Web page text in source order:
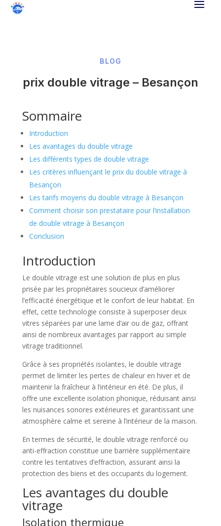
BLOG
prix double vitrage – Besançon
Sommaire
Introduction
Les avantages du double vitrage
Les différents types de double vitrage
Les critères influençant le prix du double vitrage à
Besançon
Les tarifs moyens du double vitrage à Besançon
Comment choisir son prestataire pour l’installation
de double vitrage à Besançon
Conclusion
Introduction
Le double vitrage est une solution de plus en plus
prisée par les propriétaires soucieux d’améliorer
l’efficacité énergétique et le confort de leur habitat. En
effet, cette technologie consiste à superposer deux
vitres séparées par une lame d’air ou de gaz, offrant
ainsi de nombreux avantages par rapport au simple
vitrage traditionnel.
Grâce à ses propriétés isolantes, le double vitrage
permet de limiter les pertes de chaleur en hiver et de
maintenir la fraîcheur à l’intérieur en été. De plus, il
offre une excellente isolation phonique, réduisant ainsi
les nuisances sonores extérieures et garantissant une
atmosphère calme et sereine à l’intérieur de la maison.
En termes de sécurité, le double vitrage renforcé ou
anti-effraction constitue une barrière supplémentaire
contre les tentatives d’effraction, assurant ainsi la
protection des biens et des occupants du logement.
Les avantages du double
vitrage
Isolation thermique